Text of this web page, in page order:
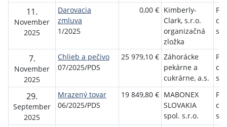
11.
November
2025
Darovacia
zmluva
1/2025
0,00 € Kimberly-
Clark, s.r.o.
organizačná
zložka
7.
November
2025
Chlieb a pečivo
07/2025/PDS
25 979,10 € Záhorácke
pekárne a
cukrárne, a.s.
29.
September
2025
Mrazený tovar
06/2025/PDS
19 849,80 € MABONEX
SLOVAKIA
spol. s.r.o.